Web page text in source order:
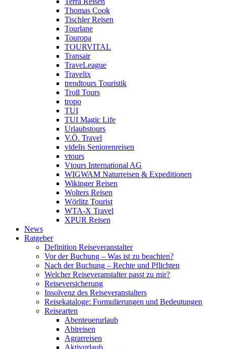
Thomas Cook
Tischler Reisen
Tourlane
Touropa
TOURVITAL
Transair
TraveLeague
Travelix
trendtours Touristik
Troll Tours
tropo
TUI
TUI Magic Life
Urlaubstours
V.Ö. Travel
videlis Seniorenreisen
vtours
Vtours International AG
WIGWAM Naturreisen & Expeditionen
Wikinger Reisen
Wolters Reisen
Wörlitz Tourist
WTA-X Travel
XPUR Reisen
News
Ratgeber
Definition Reiseveranstalter
Vor der Buchung – Was ist zu beachten?
Nach der Buchung – Rechte und Pflichten
Welcher Reiseveranstalter passt zu mir?
Reiseversicherung
Insolvenz des Reiseveranstalters
Reisekataloge: Formulierungen und Bedeutungen
Reisearten
Abenteuerurlaub
Abireisen
Agrarreisen
Aktivurlaub